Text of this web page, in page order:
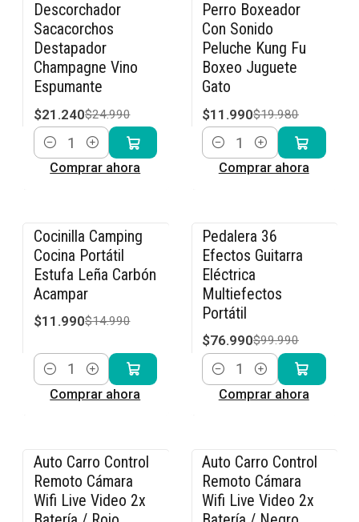
-15% OFF
Descorchador
Sacacorchos
Destapador
Champagne Vino
Espumante
$21.240$24.990
Cantidad
Comprar ahora
-40% OFF
Perro Boxeador
Con Sonido
Peluche Kung Fu
Boxeo Juguete
Gato
$11.990$19.980
Cantidad
Comprar ahora
-20% OFF
Cocinilla Camping
Cocina Portátil
Estufa Leña Carbón
Acampar
$11.990$14.990
Cantidad
Comprar ahora
-23% OFF
Pedalera 36
Efectos Guitarra
Eléctrica
Multiefectos
Portátil
$76.990$99.990
Cantidad
Comprar ahora
-36% OFF
Auto Carro Control
Remoto Cámara
Wifi Live Video 2x
-36% OFF
Auto Carro Control
Remoto Cámara
Wifi Live Video 2x